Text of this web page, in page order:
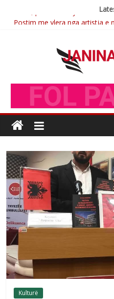
Postim me vlera nga artistja e
Brahim Çekaj njē veprimtar i
Sulm , pse të dua ty
Kulturë